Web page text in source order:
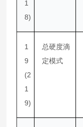
1
8)
1
9
(2
1
9)
总硬度滴
定模式